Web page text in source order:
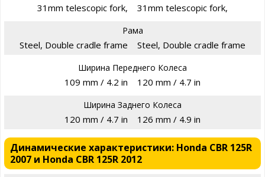
31mm telescopic fork, 31mm telescopic fork,
Рама
Steel, Double cradle frame Steel, Double cradle frame
Ширина Переднего Колеса
109 mm / 4.2 in 120 mm / 4.7 in
Ширина Заднего Колеса
120 mm / 4.7 in 126 mm / 4.9 in
Динамические характеристики: Honda CBR 125R
2007 и Honda CBR 125R 2012